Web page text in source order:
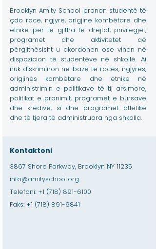
Brooklyn Amity School pranon studentë të
çdo race, ngjyre, origjine kombëtare dhe
etnike për të gjitha të drejtat, privilegjet,
programet dhe aktivitetet që
përgjithësisht u akordohen ose vihen në
dispozicion të studentëve në shkollë. Ai
nuk diskriminon në bazë të racës, ngjyrës,
origjinës kombëtare dhe etnike në
administrimin e politikave të tij arsimore,
politikat e pranimit, programet e bursave
dhe kredive, si dhe programet atletike
dhe të tjera të administruara nga shkolla.
Kontaktoni
3867 Shore Parkway, Brooklyn NY 11235
info@amityschool.org
Telefoni: +1 (718) 891-6100
Faks: +1 (718) 891-6841